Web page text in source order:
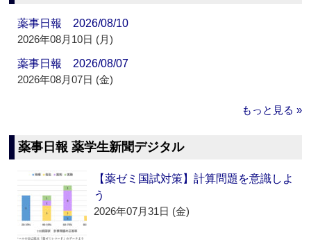
薬事日報 2026/08/10
2026年08月10日 (月)
薬事日報 2026/08/07
2026年08月07日 (金)
もっと見る »
薬事日報 薬学生新聞デジタル
【薬ゼミ国試対策】計算問題を意識しよ
う
2026年07月31日 (金)